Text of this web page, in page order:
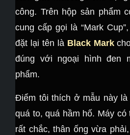
công. Trên hộp sản phẩm
cung cấp gọi là “Mark
đặt lại tên là Black Mark
đúng với ngoại hình đen
phẩm.
Điểm tôi thích ở mẫu này là
quá to, quá hầm hố. Máy có
rất chắc, thân ống vừa